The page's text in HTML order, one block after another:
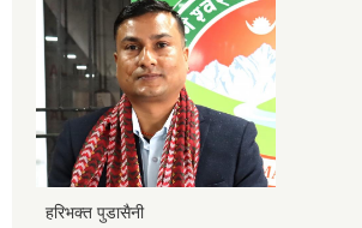
हरिभक्त पुडासैनी